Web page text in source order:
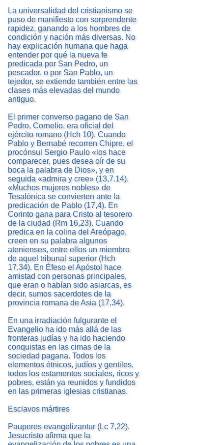
La universalidad del cristianismo se
puso de manifiesto con sorprendente
rapidez, ganando a los hombres de
condición y nación más diversas. No
hay explicación humana que haga
entender por qué la nueva fe
predicada por San Pedro, un
pescador, o por San Pablo, un
tejedor, se extiende también entre las
clases más elevadas del mundo
antiguo.
El primer converso pagano de San
Pedro, Cornelio, era oficial del
ejército romano (Hch 10). Cuando
Pablo y Bernabé recorren Chipre, el
procónsul Sergio Paulo «los hace
comparecer, pues desea oír de su
boca la palabra de Dios», y en
seguida «admira y cree» (13,7.14).
«Muchos mujeres nobles» de
Tesalónica se convierten ante la
predicación de Pablo (17,4). En
Corinto gana para Cristo al tesorero
de la ciudad (Rm 16,23). Cuando
predica en la colina del Areópago,
creen en su palabra algunos
atenienses, entre ellos un miembro
de aquel tribunal superior (Hch
17,34). En Éfeso el Apóstol hace
amistad con personas principales,
que eran o habían sido asiarcas, es
decir, sumos sacerdotes de la
provincia romana de Asia (17,34).
En una irradiación fulgurante el
Evangelio ha ido más allá de las
fronteras judías y ha ido haciendo
conquistas en las cimas de la
sociedad pagana. Todos los
elementos étnicos, judíos y gentiles,
todos los estamentos sociales, ricos y
pobres, están ya reunidos y fundidos
en las primeras iglesias cristianas.
Esclavos mártires
Pauperes evangelizantur (Lc 7,22).
Jesucristo afirma que la